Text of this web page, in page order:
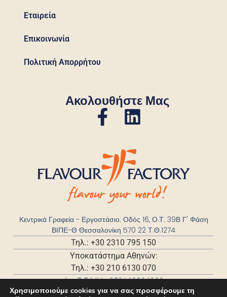
Κεντρικά Γραφεία - Εργοστάσιο: Οδός 16, Ο.Τ. 39Β Γ' Φάση
ΒΙΠΕ-Θ Θεσσαλονίκη 570 22 Τ.Θ.1274
Τηλ.: +30 2310 795 150
Υποκατάστημα Αθηνών:
Τηλ.: +30 210 6130 070
Αρ. Γ.Ε.ΜΗ.: 059168204000
Εταιρεία
Επικοινωνία
Πολιτική Απορρήτου
Ακολουθήστε Μας
Χρησιμοποιούμε cookies για να σας προσφέρουμε τη